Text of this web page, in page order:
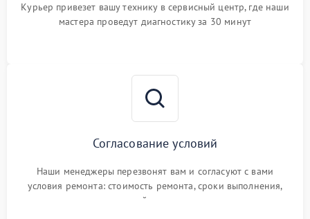
Курьер привезет вашу технику в сервисный центр, где наши
мастера проведут диагностику за 30 минут
Согласование условий
Наши менеджеры перезвонят вам и согласуют с вами
условия ремонта: стоимость ремонта, сроки выполнения,
гарантийные условия